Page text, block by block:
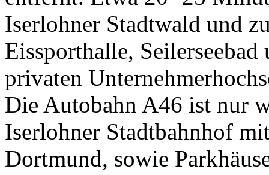
Iserlohner Stadtwald und
Eissporthalle,
privaten
Die Autobahn A46 ist nur
Iserlohner Stadtbahnhof
Dortmund, sowie